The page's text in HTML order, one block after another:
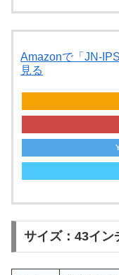
Amazonで「JN-
見る
サイズ：43イン